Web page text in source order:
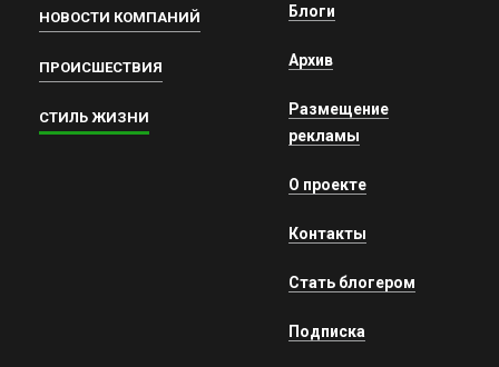
НОВОСТИ КОМПАНИЙ
ПРОИСШЕСТВИЯ
СТИЛЬ ЖИЗНИ
Блоги
Архив
Размещение
рекламы
О проекте
Контакты
Стать блогером
Подписка